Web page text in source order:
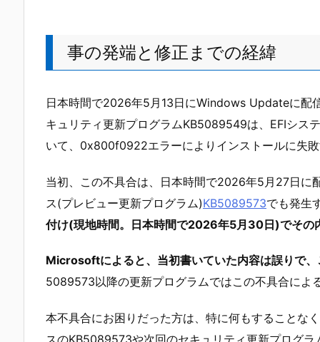
事の発端と修正までの経緯
日本時間で2026年5月13日にWindows Updateに配
キュリティ更新プログラムKB5089549は、EFIシス
いて、0x800f0922エラーによりインストールに失敗
当初、この不具合は、日本時間で2026年5月27日
ス(プレビュー更新プログラム)KB5089573でも発生
付け(現地時間。日本時間で2026年5月30日)でその
Microsoftによると、当初書いていた内容は誤りで
5089573以降の更新プログラムではこの不具合によ
本不具合にお困りだった方は、特に何もすることな